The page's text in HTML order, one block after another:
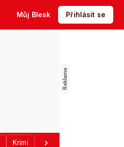
Můj Blesk Přihlásit se
Krimi Donald Trump